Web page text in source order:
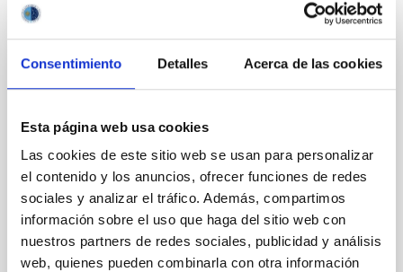
Consentimiento Detalles Acerca de las cookies
Esta página web usa cookies
Las cookies de este sitio web se usan para personalizar
el contenido y los anuncios, ofrecer funciones de redes
sociales y analizar el tráfico. Además, compartimos
información sobre el uso que haga del sitio web con
nuestros partners de redes sociales, publicidad y análisis
web, quienes pueden combinarla con otra información
Magnetic Field Alignment with Dense
Cores in the Transition between Cloud and
we expect to see alignments between the magnetic
field orientation of star-forming dense cores and the
cloud-scale magnetic field. A. Pandhi et al. showed
instead, however, that the orientation of cores and
their angular momentum vectors appear random
with respect to the larger-scale magnetic